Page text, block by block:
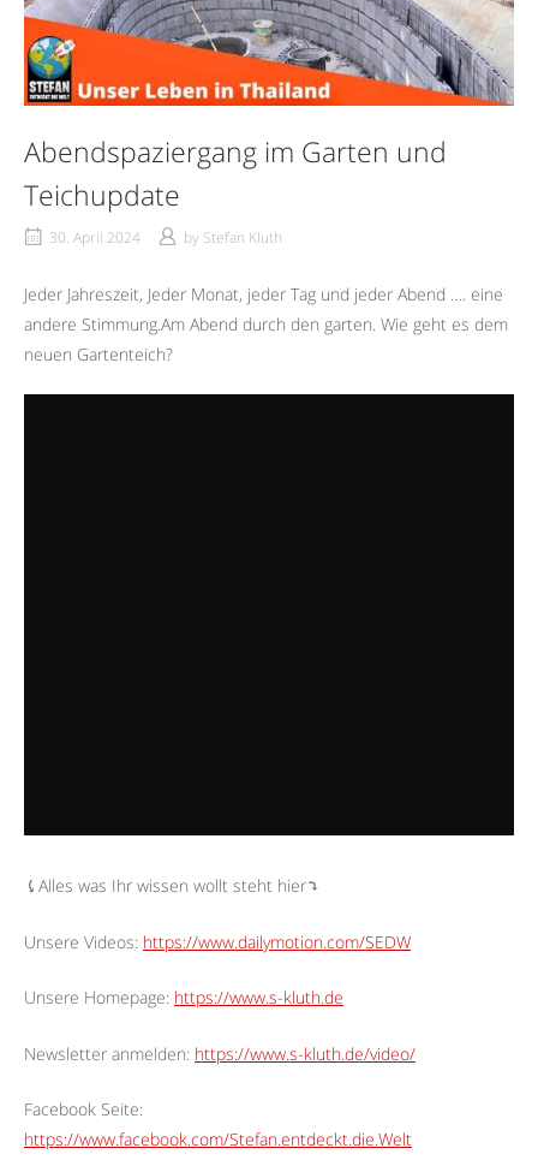
Abendspaziergang im Garten und
Teichupdate
30. April 2024 by Stefan Kluth
Jeder Jahreszeit, Jeder Monat, jeder Tag und jeder Abend …. eine
andere Stimmung.Am Abend durch den garten. Wie geht es dem
neuen Gartenteich?
⤹Alles was Ihr wissen wollt steht hier⤵︎
Unsere Videos: https://www.dailymotion.com/SEDW
Unsere Homepage: https://www.s-kluth.de
Newsletter anmelden: https://www.s-kluth.de/video/
Facebook Seite:
https://www.facebook.com/Stefan.entdeckt.die.Welt